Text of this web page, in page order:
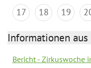
17
18 19
Informationen
Bericht - Zirkuswoche